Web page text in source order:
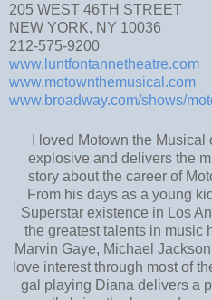
205 WEST 46TH STREET
NEW YORK, NY 10036
212-575-9200
www.luntfontannetheatre.com
www.motownthemusical.com
www.broadway.com/shows/
I loved Motown the
explosive and delivers the
story about the career of
From his days as a young
Superstar existence in Los
the greatest talents in music
Marvin Gaye, Michael
love interest through most of
gal playing Diana delivers a